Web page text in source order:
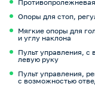
Опоры для стоп,
Мягкие опоры для
и углу наклона
Пульт управления, с
левую руку
Пульт управления,
с возможностью